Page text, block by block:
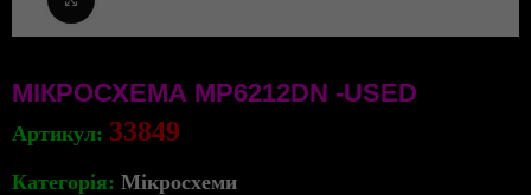
МІКРОСХЕМА MP6212DN -USED
Артикул: 33849
Категорія: Мікросхеми